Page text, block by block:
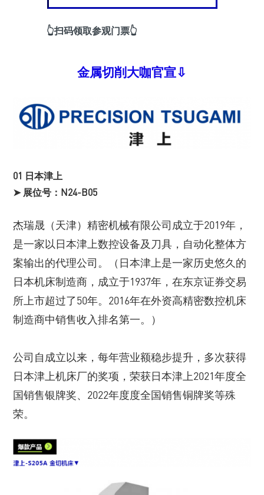
👆扫码领取参观门票👆
金属切削大咖官宣⇩
01 日本津上
➤ 展位号：N24-B05
杰瑞晟（天津）精密机械有限公司成立于2019年，
是一家以日本津上数控设备及刀具，自动化整体方
案输出的代理公司。（日本津上是一家历史悠久的
日本机床制造商，成立于1937年，在东京证券交易
所上市超过了50年。2016年在外资高精密数控机床
制造商中销售收入排名第一。）
公司自成立以来，每年营业额稳步提升，多次获得
日本津上机床厂的奖项，荣获日本津上2021年度全
国销售银牌奖、2022年度度全国销售铜牌奖等殊
荣。